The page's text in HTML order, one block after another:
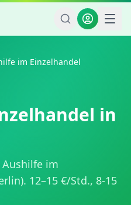
im Einzelhandel
in
Aushilfe im
). 12–15 €/Std., 8-15